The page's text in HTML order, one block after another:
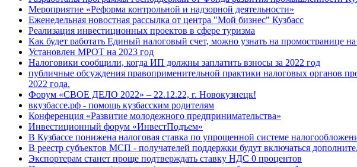
Мероприятие «Реформа контрольной и надзорной деятельности»
Еженедельная новостная рассылка от центра "Мой бизнес" Кузбасс
Реализация инвестиционных проектов в сфере туризма
Как будет работать Единый налоговый счет, можно узнать на промостранице
Установлен МРОТ на 2023 год
Налоговики сообщили, когда ИП должны заплатить взносы за 2022 год
публичные обсуждения правоприменительной практики налоговых органов
2022 года.
Форум «СВОЕ ДЕЛО 2022» – 22.12.22, г. Новокузнецк!
вкузбассе.рф - помощь кузбасским родителям
Конференция «Развитие молодежного предпринимательства»
Инвестиционный форум «ИнвестПодъем»
В Кузбассе понижена налоговая ставка по упрощенной системе
В реестр субъектов МСП - получателей поддержки будут включаться
Экспортерам станет проще подтверждать ставку НДС 0 процентов